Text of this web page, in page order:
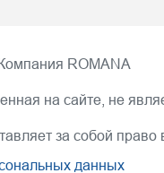
ROMANA
на сайте, не
за собой
данных